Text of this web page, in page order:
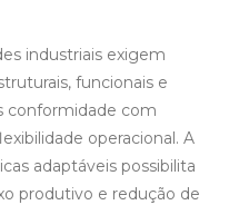
industriais exigem
funcionais e
conformidade com
operacional. A
adaptáveis possibilita
produtivo e redução de